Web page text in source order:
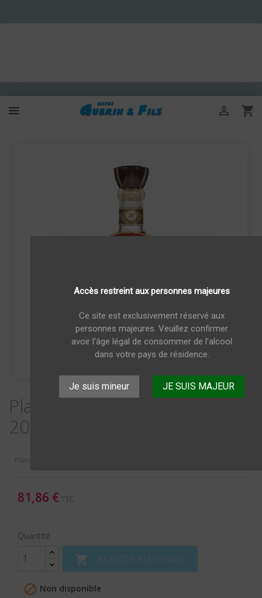
Accès restreint aux personnes majeures
Ce site est exclusivement réservé aux
personnes majeures. Veuillez confirmer
avoir l’âge légal de consommer de l’alcool
dans votre pays de résidence.
Je suis mineur JE SUIS MAJEUR
 

Plantation Barbaros Rum XO
20 eme Anniversaire 70cl
Plantation Barbaros Rum XO 20 eme Anniversaire 70cl 40°
81,86 € TTC
Quantité
 AJOUTER AU PANIER
 Non disponible